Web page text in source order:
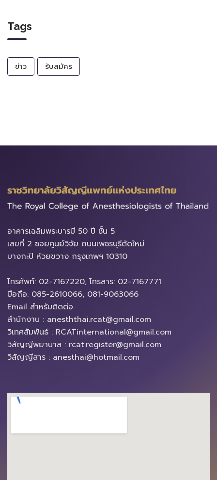
Tags
ข่าว รับสมัคร
อาคารเฉลิมพระบารมี​ 50 ปี ชั้น 5
เลขที่ 2 ซอยศูนย์วิจัย ถนนเพชรบุรีตัดใหม่
บางกะปิ ห้วยขวาง ​กรุงเทพฯ 10310
โทรศัพท์: 02-7167220, โทรสาร: 02-7167771
มือถือ: 085-2610066, 081-9063066
Email สำหรับติดต่อ
สำนักงาน : anesththai.rcat@gmail.com
วิเทศสัมพันธ์ : RCATinternational@gmail.com
วิสัญญีพยาบาล : rcat.register@gmail.com
วิสัญญีสาร : anesthai@hotmail.com